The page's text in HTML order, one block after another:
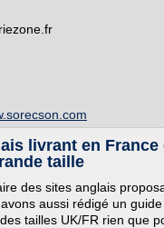
livrant en France
taille
des sites anglais
aussi rédigé un
tailles UK/FR rien que